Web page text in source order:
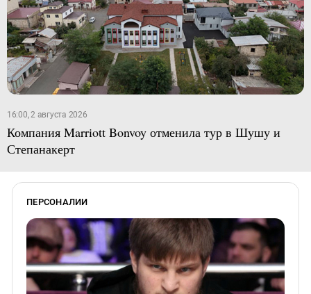
16:00, 2 августа 2026
Компания Marriott Bonvoy отменила тур в Шушу и
Степанакерт
ПЕРСОНАЛИИ